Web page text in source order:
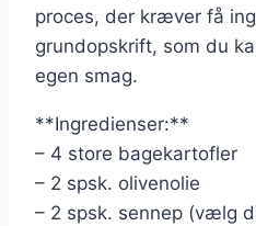
proces, der kræver få
grundopskrift, som du
egen smag.
**Ingredienser:**
– 4 store bagekartofler
– 2 spsk. olivenolie
– 2 spsk. sennep (vælg